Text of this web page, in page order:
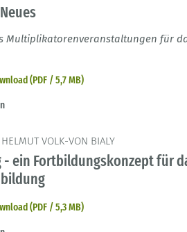
Multiplikatorenveranstaltungen für
(PDF / 5,7 MB)
VOLK-VON BIALY
- ein Fortbildungskonzept für
(PDF / 5,3 MB)